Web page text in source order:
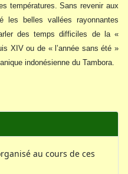
températures. Sans revenir aux
les belles vallées rayonnantes
des temps difficiles de la «
XIV ou de « l’année sans été »
indonésienne du Tambora.
au cours de ces